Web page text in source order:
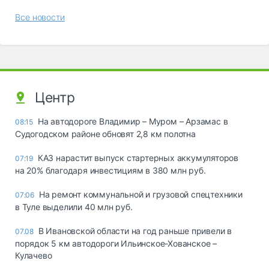
Все новости
Центр
08:15 На автодороге Владимир – Муром – Арзамас в
Судогодском районе обновят 2,8 км полотна
07:19 КАЗ нарастит выпуск стартерных аккумуляторов
на 20% благодаря инвестициям в 380 млн руб.
07:06 На ремонт коммунальной и грузовой спецтехники
в Туле выделили 40 млн руб.
07.08 В Ивановской области на год раньше привели в
порядок 5 км автодороги Ильинское-Хованское –
Кулачево